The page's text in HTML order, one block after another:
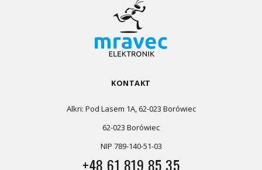
KONTAKT
Alkri: Pod Lasem 1A, 62-023 Borówiec
62-023 Borówiec
NIP 789-140-51-03
+48 61 819 85 35